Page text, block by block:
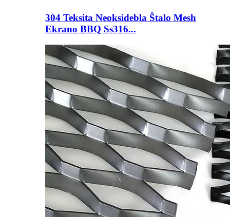
304 Teksita Neoksidebla Ŝtalo Mesh
Ekrano BBQ Ss316...